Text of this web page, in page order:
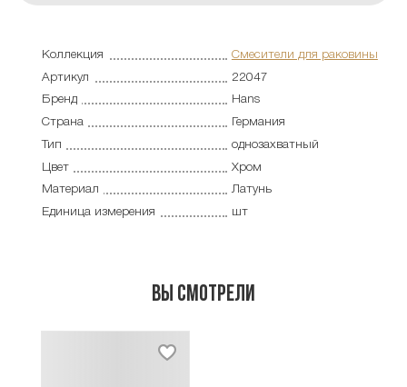
Коллекция
Смесители для раковины
Артикул
22047
Бренд
Hans
Страна
Германия
Тип
однозахватный
Цвет
Хром
Материал
Латунь
Единица измерения
шт
Вы смотрели